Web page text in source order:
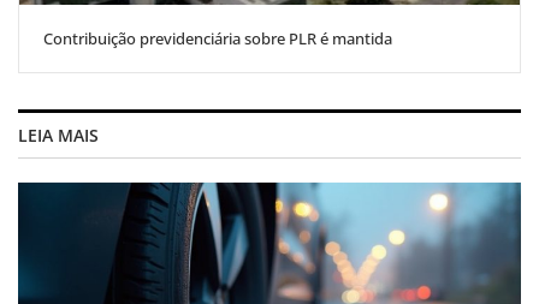
Contribuição previdenciária sobre PLR é mantida
LEIA MAIS